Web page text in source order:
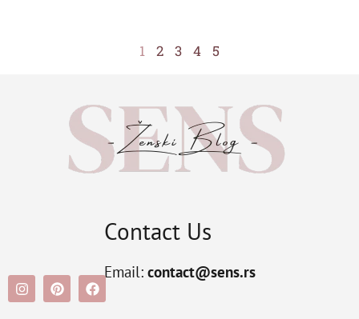
1 2 3 4 5
Contact Us
Email: contact@sens.rs